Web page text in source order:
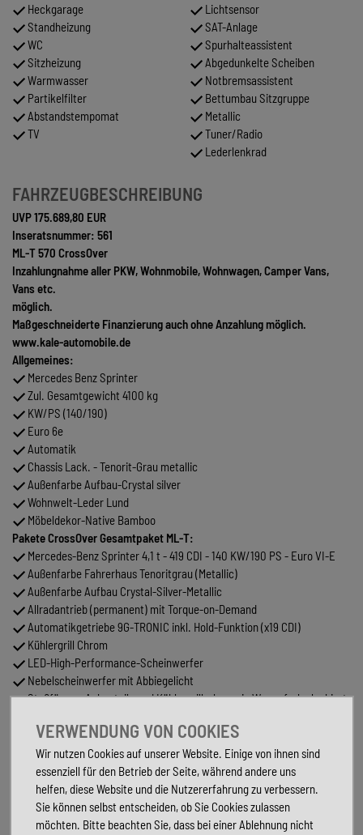
Heckgarage
Standheizung
WC
Sitzheizung
Warmwasser
Partikelfilter
Abstandstempomat
TV
Lichtsensor
SAT-Anlage
Spurhalteassistent
Abgedunkelte Scheiben
Notbremsassistent
Bettumbau Sitzgruppe
Metallic
Tuner/Radio
Lederlenkrad
FAHRZEUGBESCHREIBUNG
UVP 175.689,80 EUR
Inseratsnummer: 561
ML-T 570 CrossOver
Inzahlungnahme aller PKW, Wohnmobile, Wohnwagen, Camper Vans,
Vans etc.
möglich.
Maßgeschneiderte Finanzierung auch ohne Anzahlung möglich.
www.kale-automobile.de
Allgemeines:
Mercedes Benz Sprinter
Zul. Gesamtgewicht 4100 kg
KW/PS (140/190)
Euro 6e
Automatik
Chassis Lack. - Tenorit-Grau metallic
Außenfarbe Aufbau-Crystal silver
Wohnwelt-Leder Lund
Möbeldekor-Native Bamboo
Pakete CrossOver Gesamtpaket ML-T:
Mercedes-Benz Sprinter 4,1 t - 419 CDI - 140 KW/190 PS - Euro VI-E
Außenfarbe Fahrerhaus Tenoritgrau (Metallic)
Außenfarbe Aufbau Crystal-Silver-Metallic
Allradantrieb (permanent) mit Torque-on-Demand
Automatikgetriebe 9G-TRONIC inkl. Hold-Funktion (x19 CDI)
Kühlergrill Chrom
LED-High-Performance-Scheinwerfer
Nebelscheinwerfer mit Abbiegelicht
Stoßfänger, Anbauteile und Kühlergrillrahmen in Wagenfarbe lackiert
Ablage für Smartphones inkl. wireless charging Funktion und
Ladestandsanzeige
Ladepaket Instrumententafel mit 2 x USB-C Stecker 5V / 1x 12V-
Steckdose
Lederlenkrad (bei Automatikgetriebe)
MBUX 10,25" Multimediasystem mit Rückfahrkamera,
VERWENDUNG VON COOKIES
Wir nutzen Cookies auf unserer Website. Einige von ihnen sind
essenziell für den Betrieb der Seite, während andere uns
helfen, diese Website und die Nutzererfahrung zu verbessern.
Sie können selbst entscheiden, ob Sie Cookies zulassen
möchten. Bitte beachten Sie, dass bei einer Ablehnung nicht